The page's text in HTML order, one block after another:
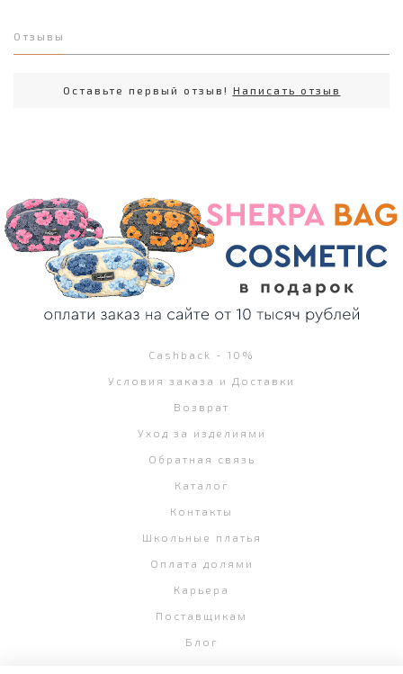
Отзывы
Оставьте первый отзыв! Написать отзыв
Cashback - 10%
Условия заказа и Доставки
Возврат
Уход за изделиями
Обратная связь
Каталог
Контакты
Школьные платья
Оплата долями
Карьера
Поставщикам
Блог